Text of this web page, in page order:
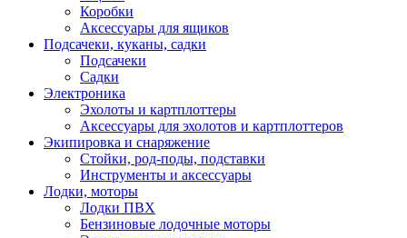
Коробки
Аксессуары для ящиков
Подсачеки, куканы, садки
Подсачеки
Садки
Электроника
Эхолоты и картплоттеры
Аксессуары для эхолотов и картплоттеров
Экипировка и снаряжение
Стойки, род-поды, подставки
Инструменты и аксессуары
Лодки, моторы
Лодки ПВХ
Бензиновые лодочные моторы